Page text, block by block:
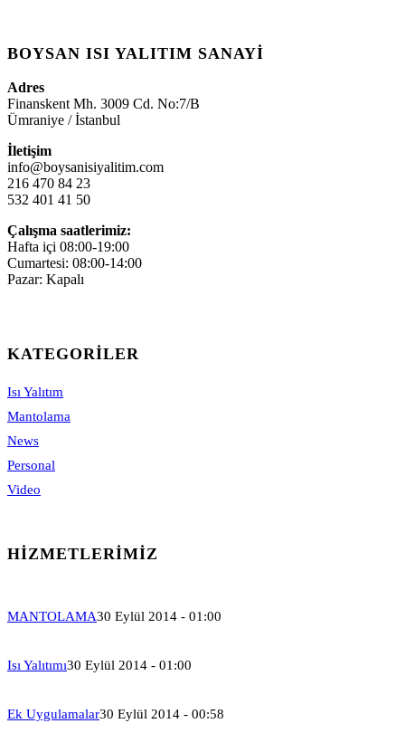
BOYSAN ISI YALITIM SANAYI
Adres
Finanskent Mh. 3009 Cd. No:7/B
Ümraniye / İstanbul
İletişim
info@boysanisiyalitim.com
216 470 84 23
532 401 41 50
Çalışma saatlerimiz:
Hafta içi 08:00-19:00
Cumartesi: 08:00-14:00
Pazar: Kapalı
KATEGORILER
Isı Yalıtım
Mantolama
News
Personal
Video
HIZMETLERIMIZ
MANTOLAMA30 Eylül 2014 - 01:00
Isı Yalıtımı30 Eylül 2014 - 01:00
Ek Uygulamalar30 Eylül 2014 - 00:58